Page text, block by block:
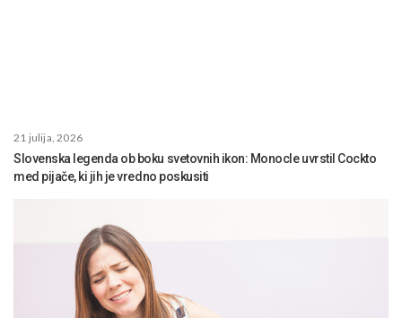
21 julija, 2026
Slovenska legenda ob boku svetovnih ikon: Monocle uvrstil Cockto
med pijače, ki jih je vredno poskusiti